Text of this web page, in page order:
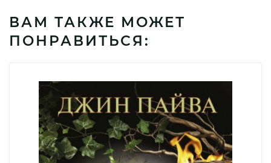
ВАМ ТАКЖЕ МОЖЕТ
ПОНРАВИТЬСЯ: